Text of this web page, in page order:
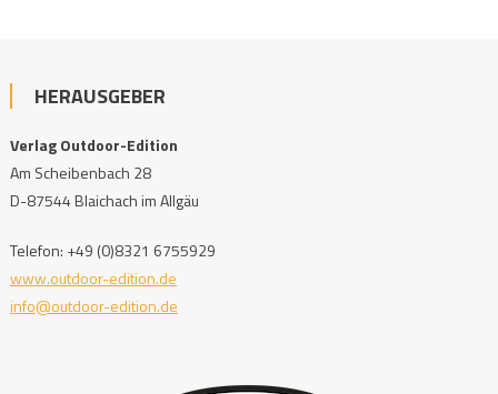
HERAUSGEBER
Verlag Outdoor-Edition
Am Scheibenbach 28
D-87544 Blaichach im Allgäu
Telefon: +49 (0)8321 6755929
www.outdoor-edition.de
info@outdoor-edition.de